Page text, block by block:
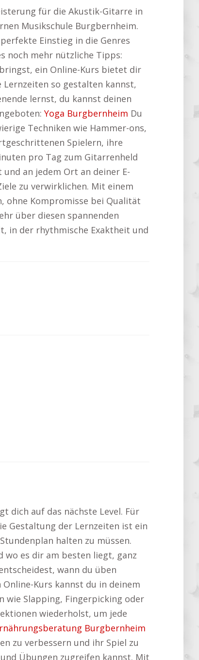
für die Akustik-Gitarre in
Musikschule Burgbernheim.
Einstieg in die Genres
noch mehr nützliche Tipps:
ein Online-Kurs bietet dir
Lernzeiten so gestalten kannst,
lernst, du kannst deinen
Yoga Burgbernheim Du
Techniken wie Hammer-ons,
Spielern, ihre
pro Tag zum Gitarrenheld
an jedem Ort an deiner E-
zu verwirklichen. Mit einem
ohne Kompromisse bei Qualität
über diesen spannenden
in der rhythmische Exaktheit und
dich auf das nächste Level. Für
Gestaltung der Lernzeiten ist ein
halten zu müssen.
wo es dir am besten liegt, ganz
wann du üben
Kurs kannst du in deinem
wie Slapping, Fingerpicking oder
wiederholst, um jede
Burgbernheim
zu verbessern und ihr Spiel zu
Übungen zugreifen kannst. Mit